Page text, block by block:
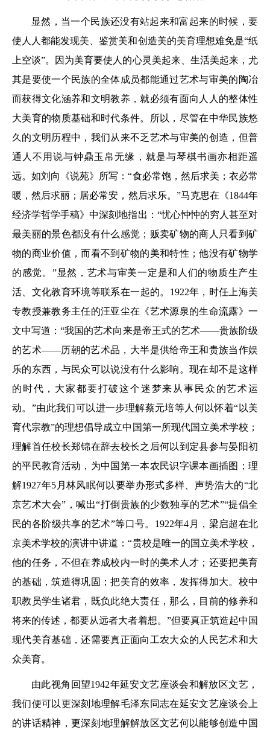
显然，当一个民族还没有站起来和富起来的时候，要
使人人都能发现美、鉴赏美和创造美的美育理想难免是“纸
上空谈”。因为美育要使人的心灵美起来、生活美起来，尤
其是要使一个民族的全体成员都能通过艺术与审美的陶冶
而获得文化涵养和文明教养，就必须有面向人人的整体性
大美育的物质基础和时代条件。所以，尽管在中华民族悠
久的文明历程中，我们从来不乏艺术与审美的创造，但普
通人不用说与钟鼎玉帛无缘，就是与琴棋书画亦相距遥
远。如刘向《说苑》所写：“食必常饱，然后求美；衣必常
暖，然后求丽；居必常安，然后求乐。”马克思在《1844年
经济学哲学手稿》中深刻地指出：“忧心忡忡的穷人甚至对
最美丽的景色都没有什么感觉；贩卖矿物的商人只看到矿
物的商业价值，而看不到矿物的美和特性；他没有矿物学
的感觉。”显然，艺术与审美一定是和人们的物质生产生
活、文化教育环境等联系在一起的。1922年，时任上海美
专教授兼教务主任的汪亚尘在《艺术源泉的生命流露》一
文中写道：“我国的艺术向来是帝王式的艺术——贵族阶级
的艺术——历朝的艺术品，大半是供给帝王和贵族当作娱
乐的东西，与民众可以说没有什么影响。现在却不是这样
的时代，大家都要打破这个迷梦来从事民众的艺术运
动。”由此我们可以进一步理解蔡元培等人何以怀着“以美
育代宗教”的理想倡导成立中国第一所现代国立美术学校；
理解首任校长郑锦在辞去校长之后何以到定县参与晏阳初
的平民教育活动，为中国第一本农民识字课本画插图；理
解1927年5月林风眠何以要举办形式多样、声势浩大的“北
京艺术大会”，喊出“打倒贵族的少数独享的艺术”“提倡全
民的各阶级共享的艺术”等口号。1922年4月，梁启超在北
京美术学校的演讲中讲道：“贵校是唯一的国立美术学校，
他的任务，不但在养成校内一时的美术人才；还要把美育
的基础，筑造得巩固；把美育的效率，发挥得加大。校中
职教员学生诸君，既负此绝大责任，那么，目前的修养和
将来的传述，都要从远者大者着想。”但要真正筑造起中国
现代美育基础，还需要真正面向工农大众的人民艺术和大
众美育。
由此视角回望1942年延安文艺座谈会和解放区文艺，
我们便可以更深刻地理解毛泽东同志在延安文艺座谈会上
的讲话精神，更深刻地理解解放区文艺何以能够创造中国